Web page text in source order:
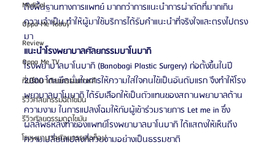
Medical
Oppa Me Today
Review
Oppa Me TV
ที่ปรึกษาศัลยกรรมเกาหลี
รีวิวศัลยกรรมฉีดไขมัน
รีวิวศัลยกรรมดูดไขมัน
โรงพยาบาลศัลยกรรมเอท็อป
ถึงพื้นฐานทางการแพทย์ มากกว่าการแนะนำการผ่าตัดที่มากเกิน
ความจำเป็น ทำให้ผู้มาใช้บริการได้รับคำแนะนำที่จริงใจและตรงไปตรง
มา
แนะนำโรงพยาบาลศัลยกรรมบาโนบากิ
โรงพยาบาลบาโนบากิ (Banobagi Plastic Surgery) ก่อตั้งขึ้นในปี
2000 โดยยึดมั่นในการให้ความใส่ใจคนไข้เป็นอันดับแรก จึงทำให้โรง
พยาบาลบาโนบากิ ได้รับเลือกให้เป็นตัวแทนของสถานพยาบาลด้าน
ความงาม ในการแปลงโฉมให้กับผู้เข้าร่วมรายการ Let me in ซึ่ง
ผลลัพธ์หลังทำของแพทย์โรงพยาบาลบาโนบากิ ได้แสดงให้เห็นถึง
ความเปลี่ยนแปลงที่สวยงามอย่างเป็นธรรมชาติ